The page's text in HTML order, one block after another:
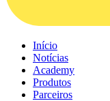
Início
Notícias
Academy
Produtos
Parceiros